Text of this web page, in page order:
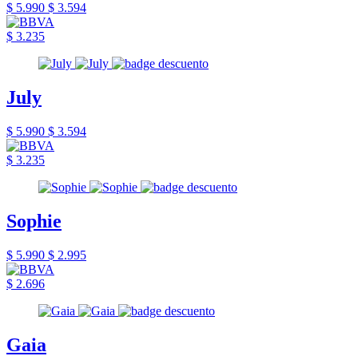
$ 5.990 $ 3.594
$ 3.235
July
$ 5.990 $ 3.594
$ 3.235
Sophie
$ 5.990 $ 2.995
$ 2.696
Gaia